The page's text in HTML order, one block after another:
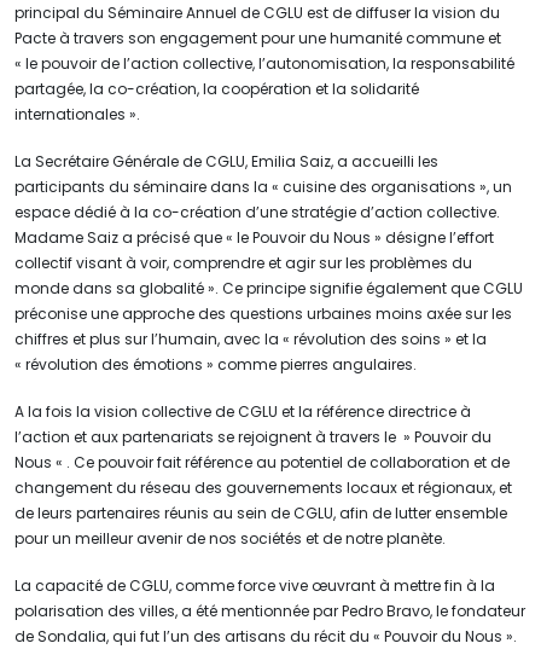
principal du Séminaire Annuel de CGLU est de diffuser la vision du
Pacte à travers son engagement pour une humanité commune et
« le pouvoir de l’action collective, l’autonomisation, la responsabilité
partagée, la co-création, la coopération et la solidarité
internationales ».
La Secrétaire Générale de CGLU, Emilia Saiz, a accueilli les
participants du séminaire dans la « cuisine des organisations », un
espace dédié à la co-création d’une stratégie d’action collective.
Madame Saiz a précisé que « le Pouvoir du Nous » désigne l’effort
collectif visant à voir, comprendre et agir sur les problèmes du
monde dans sa globalité ». Ce principe signifie également que CGLU
préconise une approche des questions urbaines moins axée sur les
chiffres et plus sur l’humain, avec la « révolution des soins » et la
« révolution des émotions » comme pierres angulaires.
A la fois la vision collective de CGLU et la référence directrice à
l’action et aux partenariats se rejoignent à travers le » Pouvoir du
Nous « . Ce pouvoir fait référence au potentiel de collaboration et de
changement du réseau des gouvernements locaux et régionaux, et
de leurs partenaires réunis au sein de CGLU, afin de lutter ensemble
pour un meilleur avenir de nos sociétés et de notre planète.
La capacité de CGLU, comme force vive œuvrant à mettre fin à la
polarisation des villes, a été mentionnée par Pedro Bravo, le fondateur
de Sondalia, qui fut l’un des artisans du récit du « Pouvoir du Nous ».